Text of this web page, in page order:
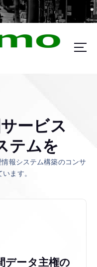
サービス
テムを
報システム構築のコンサ
ます。
データ主権の